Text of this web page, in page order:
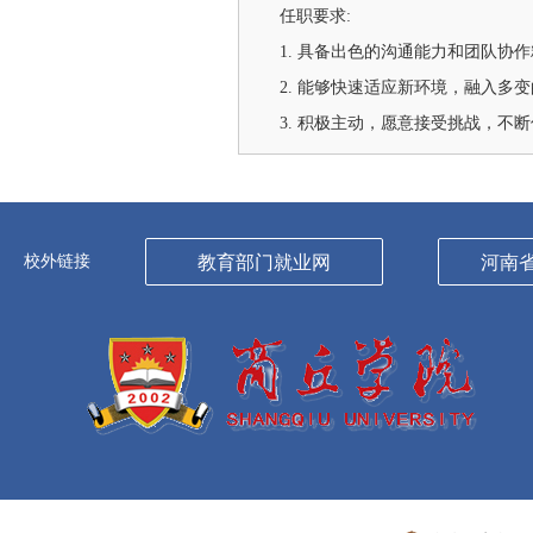
任职要求:
1. 具备出色的沟通能力和团队协
2. 能够快速适应新环境，融入多
3. 积极主动，愿意接受挑战，不
校外链接 教育部门就业网 河南